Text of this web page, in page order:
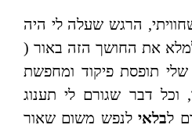
הרגש שעלה לי היה
את החושך הזה באור (
תופסת פיקוד ומחפשת
וכל דבר שגורם לי תענוג
לבלאילנפש משום שאור